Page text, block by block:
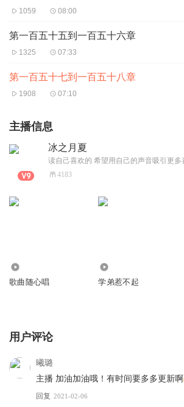
1059 08:00
第一百五十五到一百五十六章
1325 07:33
第一百五十七到一百五十八章
1908 07:10
主播信息
冰之月夏
4183
歌曲随心唱 学弟惹不起
用户评论
曦璐
主播 加油加油哦！有时间要多多更新啊
回复 2021-02-06